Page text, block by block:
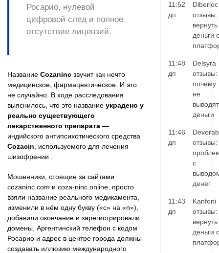
Росарио, нулевой
цифровой след и полное
отсутствие лицензий.
Название Cozaninc звучит как нечто
медицинское, фармацевтическое. И это
не случайно. В ходе расследования
выяснилось, что это название украдено у
реально существующего
лекарственного препарата —
индийского антипсихотического средства
Cozacin , используемого для лечения
шизофрении .
Мошенники, стоящие за сайтами
cozaninc.com и coza-ninc.online, просто
взяли название реального медикамента,
изменили в нём одну букву («с» на «n»),
добавили окончание и зарегистрировали
домены. Аргентинский телефон с кодом
Росарио и адрес в центре города должны
создавать иллюзию международного
11:52
дп
Diberloc
отзывы:
вернуть
деньги с
11:48
дп
Delsyra
отзывы:
почему
не
выводят
деньги
11:46
дп
отзывы:
с
денег
11:43
дп
Kanfoni
отзывы:
вернуть
деньги с